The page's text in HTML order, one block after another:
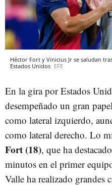
Héctor Fort y Vinicius Jr se saludan
Estados Unidos EFE
En la gira por Estados
desempeñado un gran
como lateral izquierdo,
como lateral derecho. Lo
Fort (18), que ha
minutos en el primer
Valle ha realizado grandes